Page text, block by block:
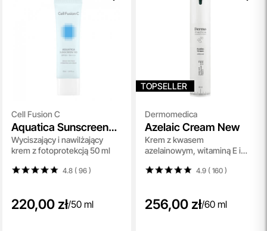
Cell Fusion C
Aquatica Sunscreen
100 SPF 50+ / PA ++++
Wyciszający i nawilżający
krem z fotoprotekcją 50 ml
4.8 ( 96)
220,00 zł/50 ml
TOPSELLER
Dermomedica
Azelaic Cream New
Krem z kwasem
azelainowym, witaminą E i
4.9 ( 160)
256,00 zł/60 ml